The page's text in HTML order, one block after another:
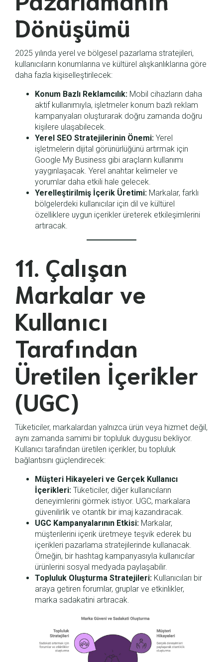
Dönüşümü
2025 yılında yerel ve bölgesel pazarlama stratejileri,
kullanıcıların konumlarına ve kültürel alışkanlıklarına göre
daha fazla kişiselleştirilecek:
Konum Bazlı Reklamcılık: Mobil cihazların daha
aktif kullanımıyla, işletmeler konum bazlı reklam
kampanyaları oluşturarak doğru zamanda doğru
kişilere ulaşabilecek.
Yerel SEO Stratejilerinin Önemi: Yerel
işletmelerin dijital görünürlüğünü artırmak için
Google My Business gibi araçların kullanımı
yaygınlaşacak. Yerel anahtar kelimeler ve
yorumlar daha etkili hale gelecek.
Yerelleştirilmiş İçerik Üretimi: Markalar, farklı
bölgelerdeki kullanıcılar için dil ve kültürel
özelliklere uygun içerikler üreterek etkileşimlerini
artıracak.
11. Çalışan
Markalar ve
Kullanıcı
Tarafından
Üretilen İçerikler
(UGC)
Tüketiciler, markalardan yalnızca ürün veya hizmet değil,
aynı zamanda samimi bir topluluk duygusu bekliyor.
Kullanıcı tarafından üretilen içerikler, bu topluluk
bağlantısını güçlendirecek:
Müşteri Hikayeleri ve Gerçek Kullanıcı
İçerikleri: Tüketiciler, diğer kullanıcıların
deneyimlerini görmek istiyor. UGC, markalara
güvenilirlik ve otantik bir imaj kazandıracak.
UGC Kampanyalarının Etkisi: Markalar,
müşterilerini içerik üretmeye teşvik ederek bu
içerikleri pazarlama stratejilerinde kullanacak.
Örneğin, bir hashtag kampanyasıyla kullanıcılar
ürünlerini sosyal medyada paylaşabilir.
Topluluk Oluşturma Stratejileri: Kullanıcıları bir
araya getiren forumlar, gruplar ve etkinlikler,
marka sadakatini artıracak.